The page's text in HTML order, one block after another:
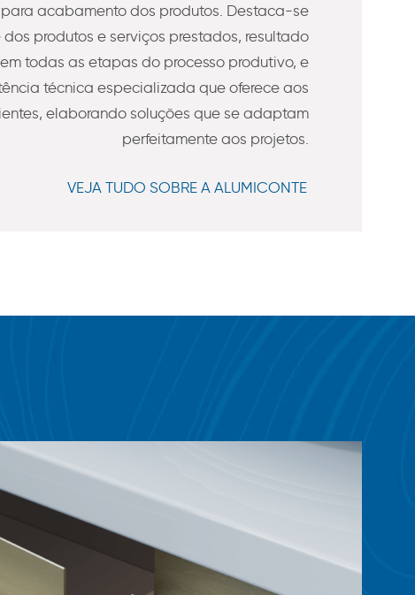
acabamento dos produtos. Destaca-se
produtos e serviços prestados, resultado
todas as etapas do processo produtivo, e
técnica especializada que oferece aos
elaborando soluções que se adaptam
perfeitamente aos projetos.
VEJA TUDO SOBRE A ALUMICONTE